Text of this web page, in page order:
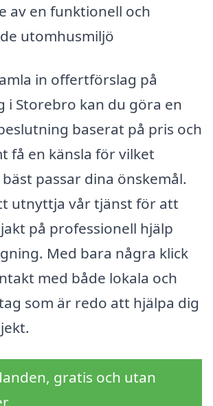
av en funktionell och
utomhusmiljö
in offertförslag på
i Storebro kan du göra en
baserat på pris och
få en känsla för vilket
passar dina önskemål.
utnyttja vår tjänst för att
på professionell hjälp
Med bara några klick
med både lokala och
som är redo att hjälpa dig
gratis och utan